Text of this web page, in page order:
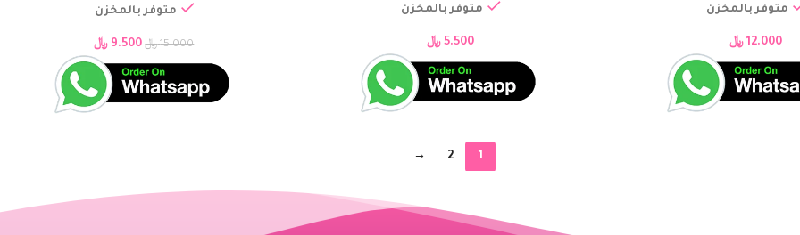
متوفر بالمخزن
12.000 ﷼
متوفر بالمخزن
5.500 ﷼
متوفر بالمخزن
15.000 ﷼ 9.500 ﷼
1
2
→